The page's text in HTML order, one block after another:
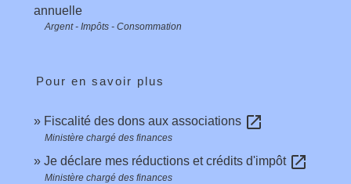
annuelle
Argent - Impôts - Consommation
Pour en savoir plus
Fiscalité des dons aux associations open_in_new
Ministère chargé des finances
Je déclare mes réductions et crédits d'impôt open_in_new
Ministère chargé des finances